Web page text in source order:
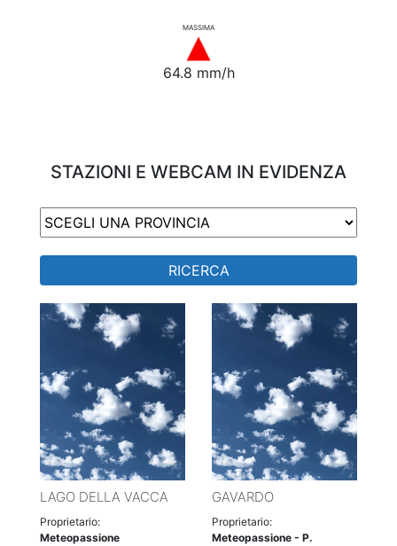
MASSIMA
64.8 mm/h
STAZIONI E WEBCAM IN EVIDENZA
RICERCA
LAGO DELLA VACCA
Proprietario:
Meteopassione
GAVARDO
Proprietario:
Meteopassione - P.